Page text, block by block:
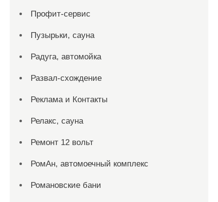
Профит-сервис
Пузырьки, сауна
Радуга, автомойка
Развал-схождение
Реклама и Контакты
Релакс, сауна
Ремонт 12 вольт
РомАн, автомоечный комплекс
Романовские бани